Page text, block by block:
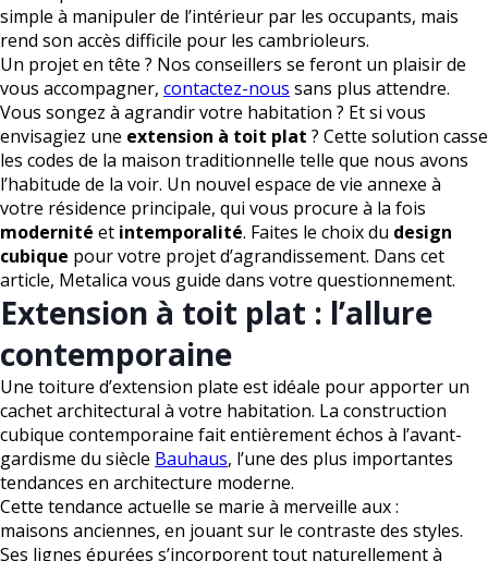
simple à manipuler de l’intérieur par les occupants, mais
rend son accès difficile pour les cambrioleurs.
Un projet en tête ? Nos conseillers se feront un plaisir de
vous accompagner, contactez-nous sans plus attendre.
Vous songez à agrandir votre habitation ? Et si vous
envisagiez une extension à toit plat ? Cette solution casse
les codes de la maison traditionnelle telle que nous avons
l’habitude de la voir. Un nouvel espace de vie annexe à
votre résidence principale, qui vous procure à la fois
modernité et intemporalité. Faites le choix du design
cubique pour votre projet d’agrandissement. Dans cet
article, Metalica vous guide dans votre questionnement.
Extension à toit plat : l’allure
contemporaine
Une toiture d’extension plate est idéale pour apporter un
cachet architectural à votre habitation. La construction
cubique contemporaine fait entièrement échos à l’avant-
gardisme du siècle Bauhaus, l’une des plus importantes
tendances en architecture moderne.
Cette tendance actuelle se marie à merveille aux :
maisons anciennes, en jouant sur le contraste des styles.
Ses lignes épurées s’incorporent tout naturellement à